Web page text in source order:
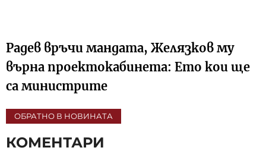
Радев връчи мандата, Желязков му
върна проектокабинета: Ето кои ще
са министрите
ОБРАТНО В НОВИНАТА
КОМЕНТАРИ